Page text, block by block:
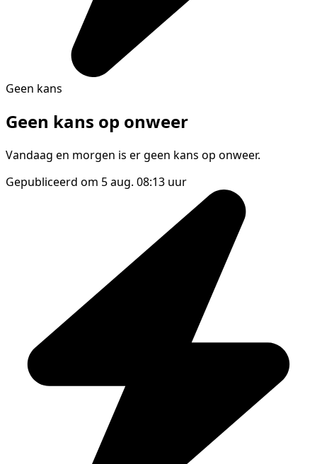
Geen kans
Geen kans op onweer
Vandaag en morgen is er geen kans op onweer.
Gepubliceerd om 5 aug. 08:13 uur